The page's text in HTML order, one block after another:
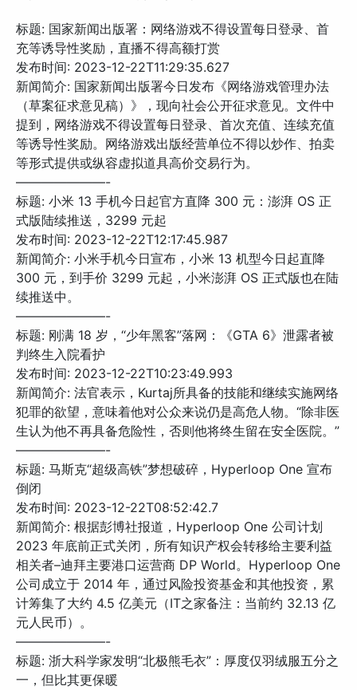
标题: 国家新闻出版署：网络游戏不得设置每日登录、首
充等诱导性奖励，直播不得高额打赏
发布时间: 2023-12-22T11:29:35.627
新闻简介: 国家新闻出版署今日发布《网络游戏管理办法
（草案征求意见稿）》，现向社会公开征求意见。文件中
提到，网络游戏不得设置每日登录、首次充值、连续充值
等诱导性奖励。网络游戏出版经营单位不得以炒作、拍卖
等形式提供或纵容虚拟道具高价交易行为。
———————-
标题: 小米 13 手机今日起官方直降 300 元：澎湃 OS 正
式版陆续推送，3299 元起
发布时间: 2023-12-22T12:17:45.987
新闻简介: 小米手机今日宣布，小米 13 机型今日起直降
300 元，到手价 3299 元起，小米澎湃 OS 正式版也在陆
续推送中。
———————-
标题: 刚满 18 岁，“少年黑客”落网：《GTA 6》泄露者被
判终生入院看护
发布时间: 2023-12-22T10:23:49.993
新闻简介: 法官表示，Kurtaj所具备的技能和继续实施网络
犯罪的欲望，意味着他对公众来说仍是高危人物。“除非医
生认为他不再具备危险性，否则他将终生留在安全医院。”
———————-
标题: 马斯克“超级高铁”梦想破碎，Hyperloop One 宣布
倒闭
发布时间: 2023-12-22T08:52:42.7
新闻简介: 根据彭博社报道，Hyperloop One 公司计划
2023 年底前正式关闭，所有知识产权会转移给主要利益
相关者–迪拜主要港口运营商 DP World。Hyperloop One
公司成立于 2014 年，通过风险投资基金和其他投资，累
计筹集了大约 4.5 亿美元（IT之家备注：当前约 32.13 亿
元人民币）。
———————-
标题: 浙大科学家发明“北极熊毛衣”：厚度仅羽绒服五分之
一，但比其更保暖